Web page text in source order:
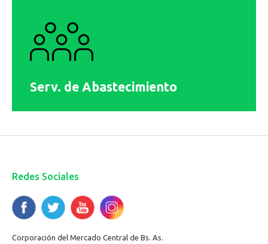
Serv. de Abastecimiento
Redes Sociales
Corporación del Mercado Central de Bs. As.